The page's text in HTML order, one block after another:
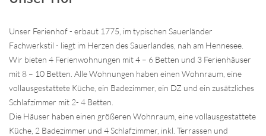
Unser Ferienhof - erbaut 1775, im typischen Sauerländer
Fachwerkstil - liegt im Herzen des Sauerlandes, nah am Hennesee.
Wir bieten 4 Ferienwohnungen mit 4 – 6 Betten und 3 Ferienhäuser
mit 8 – 10 Betten. Alle Wohnungen haben einen Wohnraum, eine
vollausgestattete Küche, ein Badezimmer, ein DZ und ein zusätzliches
Schlafzimmer mit 2- 4 Betten.
Die Häuser haben einen größeren Wohnraum, eine vollausgestattete
Küche, 2 Badezimmer und 4 Schlafzimmer, inkl. Terrassen und